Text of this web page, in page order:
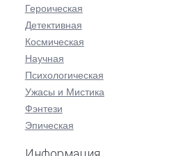
Героическая
Детективная
Космическая
Научная
Психологическая
Ужасы и Мистика
Фэнтези
Эпическая